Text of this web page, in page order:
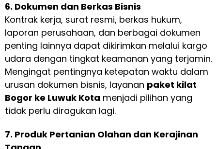
6. Dokumen dan Berkas Bisnis
Kontrak kerja, surat resmi, berkas hukum,
laporan perusahaan, dan berbagai dokumen
penting lainnya dapat dikirimkan melalui kargo
udara dengan tingkat keamanan yang terjamin.
Mengingat pentingnya ketepatan waktu dalam
urusan dokumen bisnis, layanan paket kilat
Bogor ke Luwuk Kota menjadi pilihan yang
tidak perlu diragukan lagi.
7. Produk Pertanian Olahan dan Kerajinan